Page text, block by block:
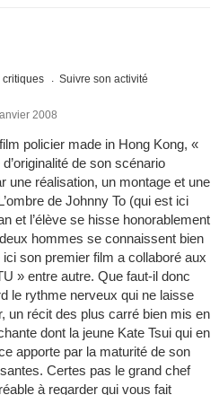
critiques Suivre son activité
2008
policier made in Hong Kong, «
de son scénario
une réalisation, un montage et une
de Johnny To (qui est ici
et l’élève se hisse honorablement
hommes se connaissent bien
son premier film a collaboré aux
» entre autre. Que faut-il donc
le rythme nerveux qui ne laisse
un récit des plus carré bien mis en
dont la jeune Kate Tsui qui en
apporte par la maturité de son
Certes pas le grand chef
à regarder qui vous fait